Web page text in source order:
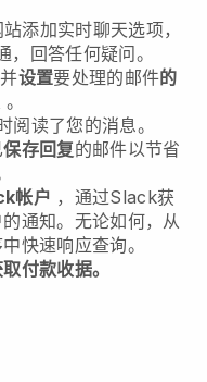
添加实时聊天选项，
回答任何疑问。
并设置要处理的邮件的
。
阅读了您的消息。
保存回复的邮件以节省
帐户 ，通过Slack获
通知。无论如何，从
快速响应查询。
付款收据。